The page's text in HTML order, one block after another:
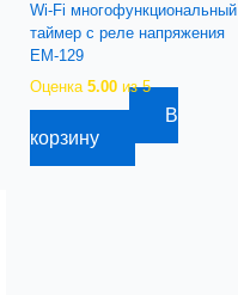
Wi-Fi многофункциональный
таймер с реле напряжения
ЕМ-129
Оценка5.00 из 5
В
корзину